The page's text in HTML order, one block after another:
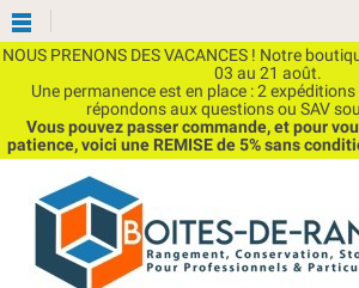
NOUS PRENONS DES VACANCES ! Notre
03 au 21 août.
Une permanence est en place : 2
répondons aux questions ou SAV
Vous pouvez passer commande, et pour
patience, voici une REMISE de 5% sans